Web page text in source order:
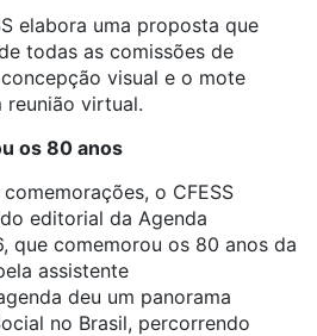
elabora uma proposta que
todas as comissões de
visual e o mote
virtual.
os 80 anos
o CFESS
editorial da Agenda
que comemorou os 80 anos da
assistente
deu um panorama
no Brasil, percorrendo